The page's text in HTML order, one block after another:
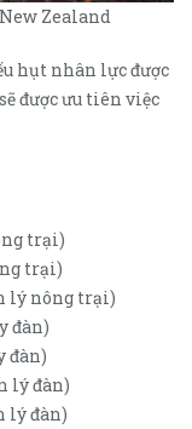
Zealand
hụt nhân lực được
được ưu tiên việc
trại)
trại)
lý nông trại)
đàn)
đàn)
lý đàn)
lý đàn)